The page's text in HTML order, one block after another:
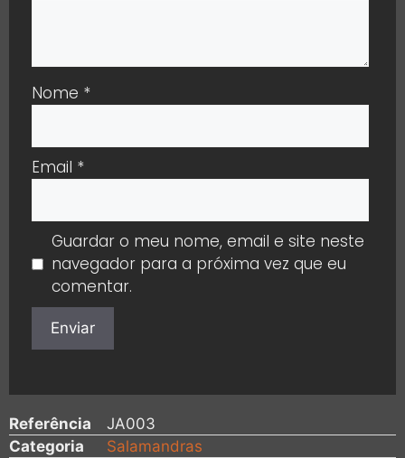
Nome *
Email *
Guardar o meu nome, email e site neste
navegador para a próxima vez que eu
comentar.
Referência
JA003
Categoria
Salamandras